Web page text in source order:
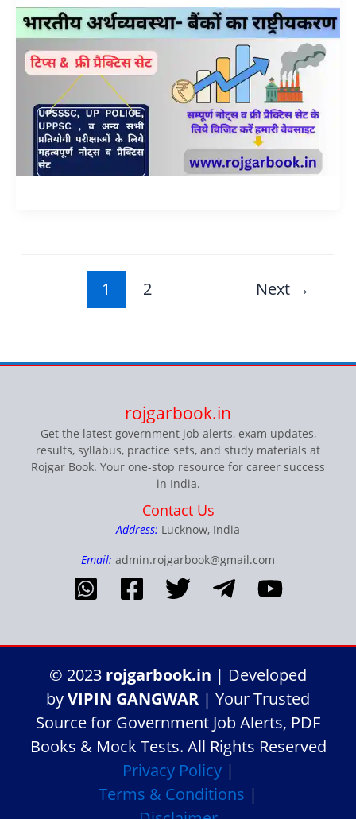
1 2 Next →
rojgarbook.in
Get the latest government job alerts, exam updates,
results, syllabus, practice sets, and study materials at
Rojgar Book. Your one-stop resource for career success
in India.
Contact Us
Address: Lucknow, India
Email: admin.rojgarbook@gmail.com
© 2023 rojgarbook.in | Developed
byVIPIN GANGWAR | Your Trusted
Source for Government Job Alerts, PDF
Books & Mock Tests. All Rights Reserved
Privacy Policy|
Terms & Conditions |